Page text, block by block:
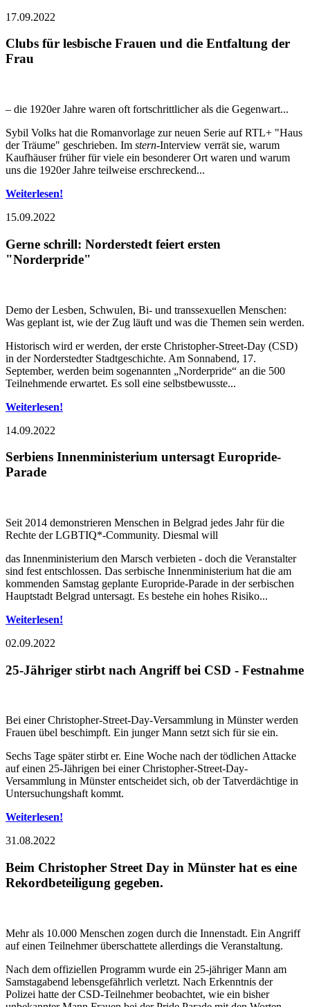
17.09.2022
Clubs für lesbische Frauen und die Entfaltung der
Frau
– die 1920er Jahre waren oft fortschrittlicher als die Gegenwart...
Sybil Volks hat die Romanvorlage zur neuen Serie auf RTL+ "Haus
der Träume" geschrieben. Im stern-Interview verrät sie, warum
Kaufhäuser früher für viele ein besonderer Ort waren und warum
uns die 1920er Jahre teilweise erschreckend...
Weiterlesen!
15.09.2022
Gerne schrill: Norderstedt feiert ersten
"Norderpride"
Demo der Lesben, Schwulen, Bi- und transsexuellen Menschen:
Was geplant ist, wie der Zug läuft und was die Themen sein werden.
Historisch wird er werden, der erste Christopher-Street-Day (CSD)
in der Norderstedter Stadtgeschichte. Am Sonnabend, 17.
September, werden beim sogenannten „Norderpride“ an die 500
Teilnehmende erwartet. Es soll eine selbstbewusste...
Weiterlesen!
14.09.2022
Serbiens Innenministerium untersagt Europride-
Parade
Seit 2014 demonstrieren Menschen in Belgrad jedes Jahr für die
Rechte der LGBTIQ*-Community. Diesmal will
das Innenministerium den Marsch verbieten - doch die Veranstalter
sind fest entschlossen. Das serbische Innenministerium hat die am
kommenden Samstag geplante Europride-Parade in der serbischen
Hauptstadt Belgrad untersagt. Es bestehe ein hohes Risiko...
Weiterlesen!
02.09.2022
25-Jähriger stirbt nach Angriff bei CSD - Festnahme
Bei einer Christopher-Street-Day-Versammlung in Münster werden
Frauen übel beschimpft. Ein junger Mann setzt sich für sie ein.
Sechs Tage später stirbt er. Eine Woche nach der tödlichen Attacke
auf einen 25-Jährigen bei einer Christopher-Street-Day-
Versammlung in Münster entscheidet sich, ob der Tatverdächtige in
Untersuchungshaft kommt.
Weiterlesen!
31.08.2022
Beim Christopher Street Day in Münster hat es eine
Rekordbeteiligung gegeben.
Mehr als 10.000 Menschen zogen durch die Innenstadt. Ein Angriff
auf einen Teilnehmer überschattete allerdings die Veranstaltung.
Nach dem offiziellen Programm wurde ein 25-jähriger Mann am
Samstagabend lebensgefährlich verletzt. Nach Erkenntnis der
Polizei hatte der CSD-Teilnehmer beobachtet, wie ein bisher